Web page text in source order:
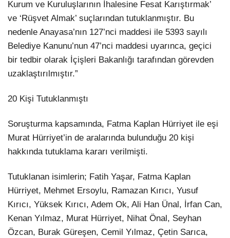
Kurum ve Kuruluşlarının İhalesine Fesat Karıştırmak’
ve ‘Rüşvet Almak’ suçlarından tutuklanmıştır. Bu
nedenle Anayasa’nın 127’nci maddesi ile 5393 sayılı
Belediye Kanunu’nun 47’nci maddesi uyarınca, geçici
bir tedbir olarak İçişleri Bakanlığı tarafından görevden
uzaklaştırılmıştır.”
20 Kişi Tutuklanmıştı
Soruşturma kapsamında, Fatma Kaplan Hürriyet ile eşi
Murat Hürriyet’in de aralarında bulunduğu 20 kişi
hakkında tutuklama kararı verilmişti.
Tutuklanan isimlerin; Fatih Yaşar, Fatma Kaplan
Hürriyet, Mehmet Ersoylu, Ramazan Kırıcı, Yusuf
Kırıcı, Yüksek Kırıcı, Adem Ok, Ali Han Ünal, İrfan Can,
Kenan Yılmaz, Murat Hürriyet, Nihat Önal, Seyhan
Özcan, Burak Güreşen, Cemil Yılmaz, Çetin Sarıca,